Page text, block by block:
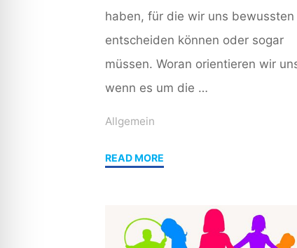
haben, für die wir uns bewussten
entscheiden können oder sogar
müssen. Woran orientieren wir
wenn es um die …
Allgemein
READ MORE"Ankündigung:
ein
erfülltes